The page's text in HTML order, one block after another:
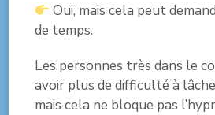
Oui, mais cela peut
de temps.
Les personnes très dans le
avoir plus de difficulté à
mais cela ne bloque pas